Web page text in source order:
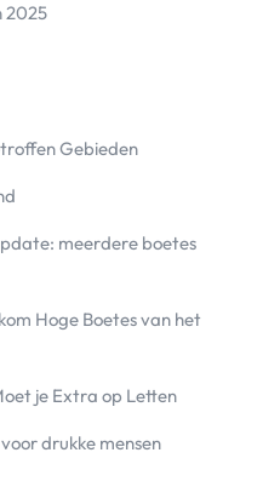
2025
Gebieden
meerdere boetes
Hoge Boetes van het
je Extra op Letten
drukke mensen